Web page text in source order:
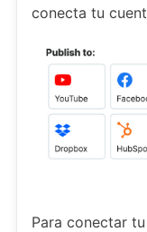
conecta tu
Para conectar